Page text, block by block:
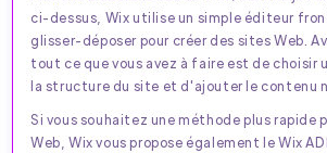
ci-dessus, Wix utilise un simple éditeur
glisser-déposer pour créer des sites Web.
tout ce que vous avez à faire est de choisir
la structure du site et d'ajouter le contenu
Si vous souhaitez une méthode plus rapide
Web, Wix vous propose également le Wix